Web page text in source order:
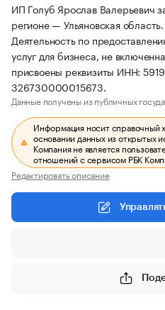
ИП Голуб Ярослав Валерьевич
регионе — Ульяновская
Деятельность по
услуг для бизнеса, не
присвоены реквизиты ИНН:
326730000015673.
Данные получены из публичных
Информация носит справочный
основании данных из открытых
Компания не является
отношений с сервисом РБК
Редактировать описание